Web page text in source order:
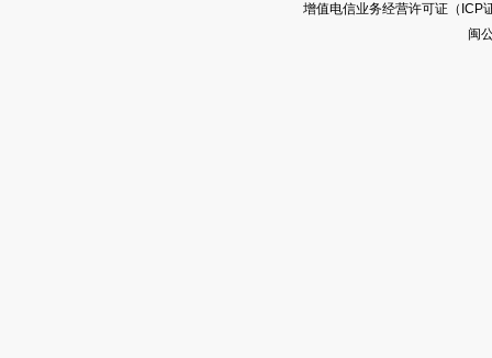
增值电信业务经营许可证（ICP
闽